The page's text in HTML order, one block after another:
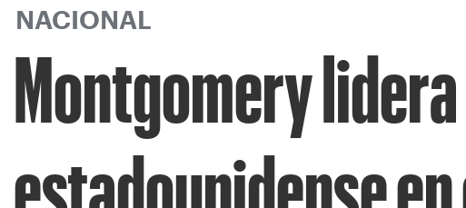
NACIONAL
Montgomery
estadounidense en